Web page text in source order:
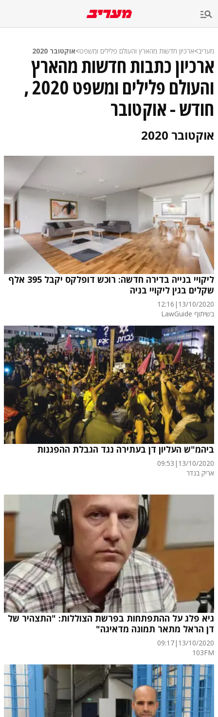
מעריב>ארכיון חדשות מהארץ והעולם פלילים ומשפט>אוקטובר 2020
ארכיון כתבות חדשות מהארץ
והעולם פלילים ומשפט 2020 ,
חודש - אוקטובר
אוקטובר 2020
ליקויי בנייה בדירה חדשה: רוכש דופלקס יקבל 395 אלף
שקלים בגין ליקויי בניה
13/10/2020
|
12:16
בשיתוף LawGuide
ביהמ"ש העליון דן בעתירה נגד הגבלת ההפגנות
13/10/2020
|
09:53
אריק בנדר
גיא פלג על ההתפתחות בפרשת הצוללות: "התצהיר של
דן הראל מתאר תמונה מדאיגה"
13/10/2020
|
09:17
103FM